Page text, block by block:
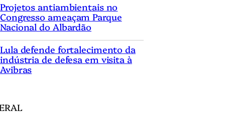
Projetos antiambientais no
Congresso ameaçam Parque
Nacional do Albardão
Lula defende fortalecimento da
indústria de defesa em visita à
Avibras